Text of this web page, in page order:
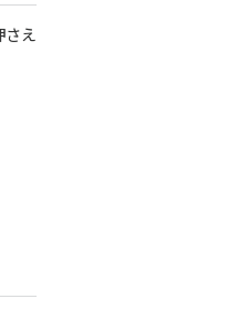
さえ